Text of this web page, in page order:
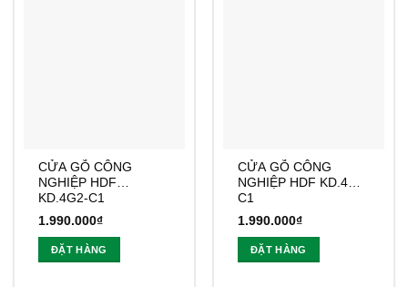
CỬA GỖ CÔNG
NGHIỆP HDF
KD.4G2-C1
1.990.000₫
ĐẶT HÀNG
CỬA GỖ CÔNG
NGHIỆP HDF KD.4N-
C1
1.990.000₫
ĐẶT HÀNG